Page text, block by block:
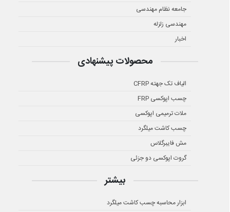
جامعه نظام مهندسی
مهندسی زلزله
اخبار
محصولات پیشنهادی
الیاف تک جهته CFRP
چسب اپوکسی FRP
ملات ترمیمی اپوکسی
چسب کاشت میلگرد
مش فایبرگلاس
گروت اپوکسی دو جزئی
بیشتر
ابزار محاسبه چسب کاشت میلگرد